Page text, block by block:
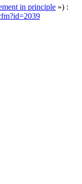
in principle ») :